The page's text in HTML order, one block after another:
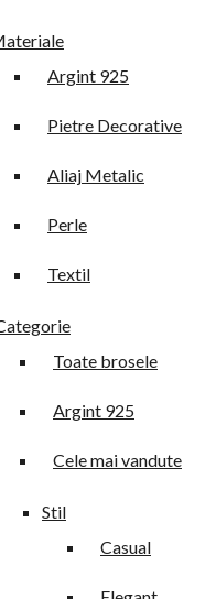
Argint 925
Pietre Decorative
Aliaj Metalic
Perle
Textil
Toate brosele
Argint 925
Cele mai vandute
Stil
Casual